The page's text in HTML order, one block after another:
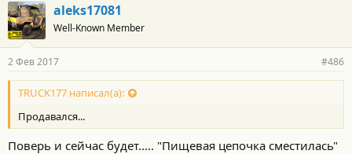
aleks17081
Well-Known Member
2 Фев 2017 #486
TRUCK177 написал(а):
Продавался...
Поверь и сейчас будет..... "Пищевая цепочка сместилась"